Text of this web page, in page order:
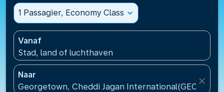
1 Passagier, Economy Class expand_more
Vanaf
Stad, land of luchthaven
Naar
Georgetown, Cheddi Jagan International(GEO),
close